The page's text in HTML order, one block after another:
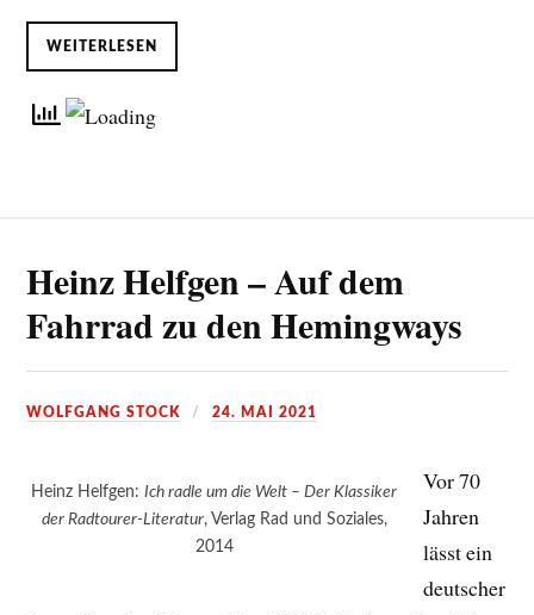
WEITERLESEN
Heinz Helfgen – Auf dem
Fahrrad zu den Hemingways
WOLFGANG STOCK 24. MAI 2021
Heinz Helfgen:Ich radle um die Welt – Der Klassiker
der Radtourer-Literatur, Verlag Rad und Soziales,
2014
Vor 70
Jahren
lässt ein
deutscher